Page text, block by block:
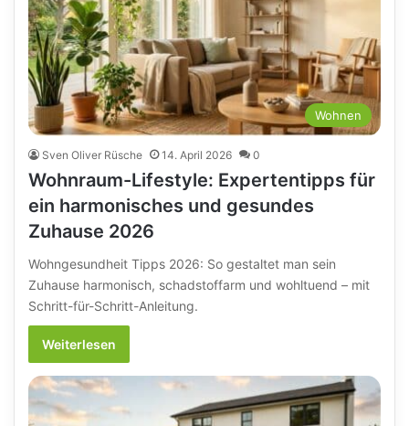
Wohnen
Sven Oliver Rüsche 14. April 2026 0
Wohnraum-Lifestyle: Expertentipps für
ein harmonisches und gesundes
Zuhause 2026
Wohngesundheit Tipps 2026: So gestaltet man sein
Zuhause harmonisch, schadstoffarm und wohltuend – mit
Schritt-für-Schritt-Anleitung.
Weiterlesen